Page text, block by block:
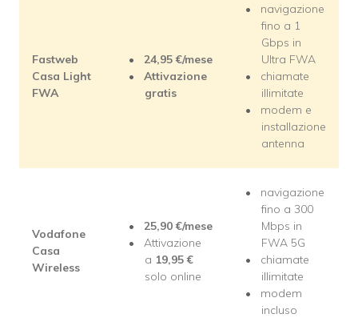
Fastweb
Casa Light
FWA
24,95 €/mese
Attivazione
gratis
navigazione
fino a 1
Gbps in
Ultra FWA
chiamate
illimitate
modem e
installazione
antenna
Vodafone
Casa
Wireless
25,90 €/mese
Attivazione
a 19,95 €
solo online
navigazione
fino a 300
Mbps in
FWA 5G
chiamate
illimitate
modem
incluso